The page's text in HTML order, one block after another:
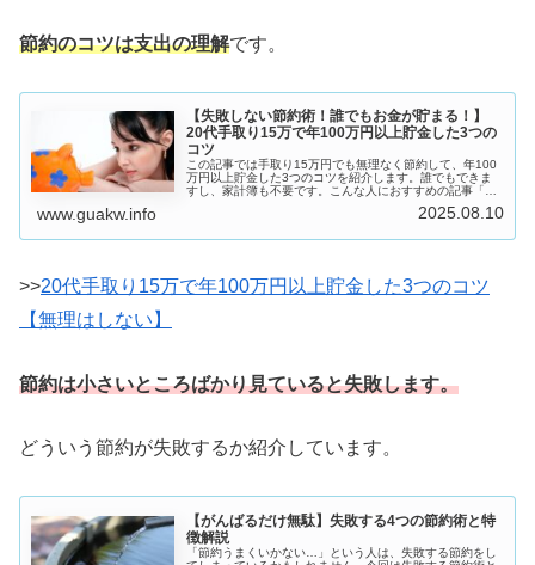
節約のコツは支出の理解です。
【失敗しない節約術！誰でもお金が貯まる！】
20代手取り15万で年100万円以上貯金した3つの
コツ
この記事では手取り15万円でも無理なく節約して、年100
万円以上貯金した3つのコツを紹介します。誰でもできま
すし、家計簿も不要です。こんな人におすすめの記事「節
www.guakw.info 2025.08.10
>>20代手取り15万で年100万円以上貯金した3つのコツ
【無理はしない】
節約は小さいところばかり見ていると失敗します。
どういう節約が失敗するか紹介しています。
【がんばるだけ無駄】失敗する4つの節約術と特
徴解説
「節約うまくいかない…」という人は、失敗する節約をし